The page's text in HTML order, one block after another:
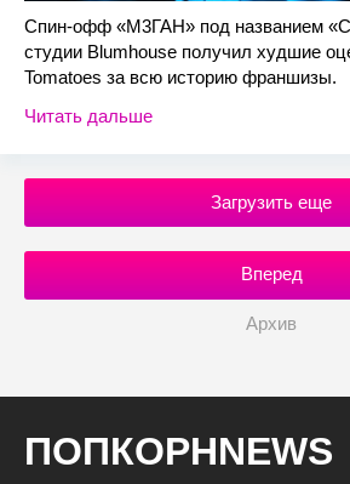
Спин-офф «М3ГАН» под названием
студии Blumhouse получил худшие
Tomatoes за всю историю франшизы.
Читать дальше
Загрузить еще
Вперед
Архив
ПОПКОРНNEWS